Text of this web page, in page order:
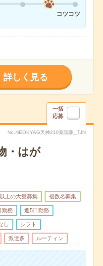
コツコツ
詳しく見る
一括
応募
No.NEOKYAG天神210薬院駅_TJN
・はが
上の大量募集 複数名募集
勤務 週5日勤務
し シフト
派遣多 ルーティン